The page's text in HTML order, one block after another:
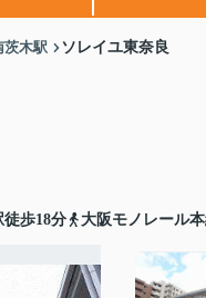
茨木駅 ソレイユ東奈良
歩18分 大阪モノレール